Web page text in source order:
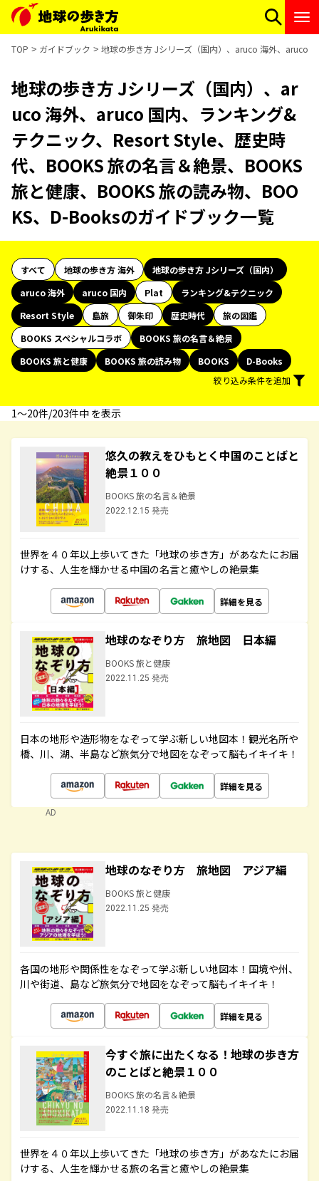
TOP ガイドブック 地球の歩き方 Jシリーズ（国内）、aruco 海外、aruco
地球の歩き方 Jシリーズ（国内）、ar
uco 海外、aruco 国内、ランキング&
テクニック、Resort Style、歴史時
代、BOOKS 旅の名言＆絶景、BOOKS
旅と健康、BOOKS 旅の読み物、BOO
KS、D-Booksのガイドブック一覧
すべて 地球の歩き方 海外
地球の歩き方 Jシリーズ（国内）
aruco 海外
aruco 国内 Plat
ランキング&テクニック
Resort Style
島旅 御朱印 歴史時代
旅の図鑑
BOOKS スペシャルコラボ
BOOKS 旅の名言＆絶景
BOOKS 旅と健康
BOOKS 旅の読み物 BOOKS
D-Books
絞り込み条件を追加
1〜20件/203件中 を表示
悠久の教えをひもとく中国のことばと
絶景１００
BOOKS 旅の名言＆絶景
2022.12.15 発売
世界を４０年以上歩いてきた「地球の歩き方」があなたにお届
けする、人生を輝かせる中国の名言と癒やしの絶景集
詳細を見る
地球のなぞり方 旅地図 日本編
BOOKS 旅と健康
2022.11.25 発売
日本の地形や造形物をなぞって学ぶ新しい地図本！観光名所や
橋、川、湖、半島など旅気分で地図をなぞって脳もイキイキ！
詳細を見る
AD
地球のなぞり方 旅地図 アジア編
BOOKS 旅と健康
2022.11.25 発売
各国の地形や関係性をなぞって学ぶ新しい地図本！国境や州、
川や街道、島など旅気分で地図をなぞって脳もイキイキ！
詳細を見る
今すぐ旅に出たくなる！地球の歩き方
のことばと絶景１００
BOOKS 旅の名言＆絶景
2022.11.18 発売
世界を４０年以上歩いてきた「地球の歩き方」があなたにお届
けする、人生を輝かせる旅の名言と癒やしの絶景集